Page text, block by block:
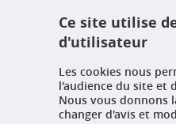
Ce site utilise
d'utilisateur
Les cookies nous
l'audience du site et
Nous vous donnons
changer d'avis et